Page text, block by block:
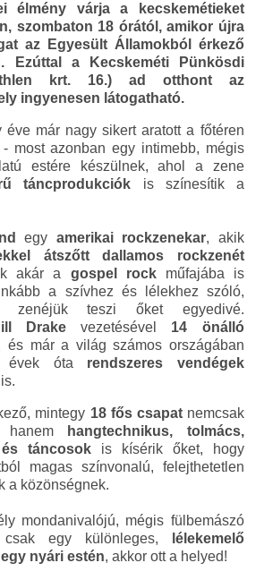
élmény várja a kecskemétieket
szombaton 18 órától, amikor újra
az Egyesült Államokból érkező
Ezúttal a Kecskeméti Pünkösdi
krt. 16.) ad otthont az
ingyenesen látogatható.
éve már nagy sikert aratott a főtéren
most azonban egy intimebb, mégis
estére készülnek, ahol a zene
táncprodukciók is színesítik a
egy amerikai rockzenekar, akik
átszőtt dallamos rockzenét
akár a gospel rockműfajába is
a szívhez és lélekhez szóló,
zenéjük teszi őket egyedivé.
Drakevezetésével 14 önálló
és már a világ számos országában
évek óta rendszeres vendégek
is.
mintegy 18 fős csapatnemcsak
hanem
hangtechnikus, tolmács,
táncosok is kísérik őket, hogy
magas színvonalú, felejthetetlen
a közönségnek.
mondanivalójú, mégis fülbemászó
csak egy különleges,
lélekemelő
nyári estén, akkor ott a helyed!